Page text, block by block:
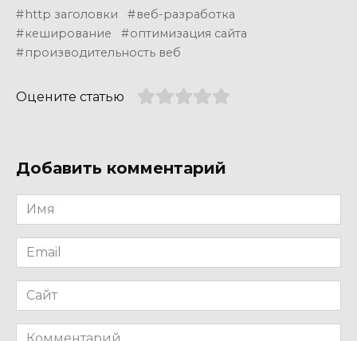
http заголовки
веб-разработка
кеширование
оптимизация сайта
производительность веб
Оцените статью
Добавить комментарий
Имя
*
Email
*
Сайт
Комментарий